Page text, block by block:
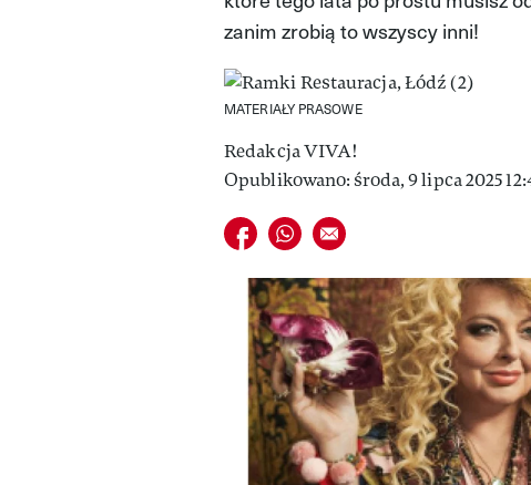
zanim zrobią to wszyscy inni!
MATERIAŁY PRASOWE
Redakcja VIVA!
Opublikowano: środa, 9 lipca 2025
Udostępnij na facebook
Udostępnij na whatsapp
E-mail do przyjaciela